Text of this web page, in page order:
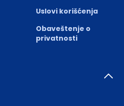
Uslovi korišćenja
Obaveštenje o
privatnosti